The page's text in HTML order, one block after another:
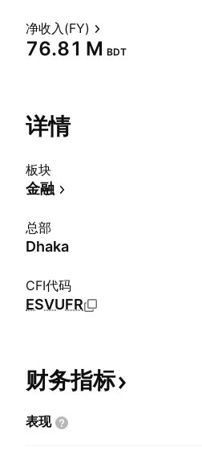
净收入(FY)
‪76.81 M‬ BDT
详情
板块
金融
总部
Dhaka
CFI代码
ESVUFR
财务指标
表现